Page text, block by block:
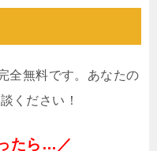
全無料です。あなたの
ください！
たら…／